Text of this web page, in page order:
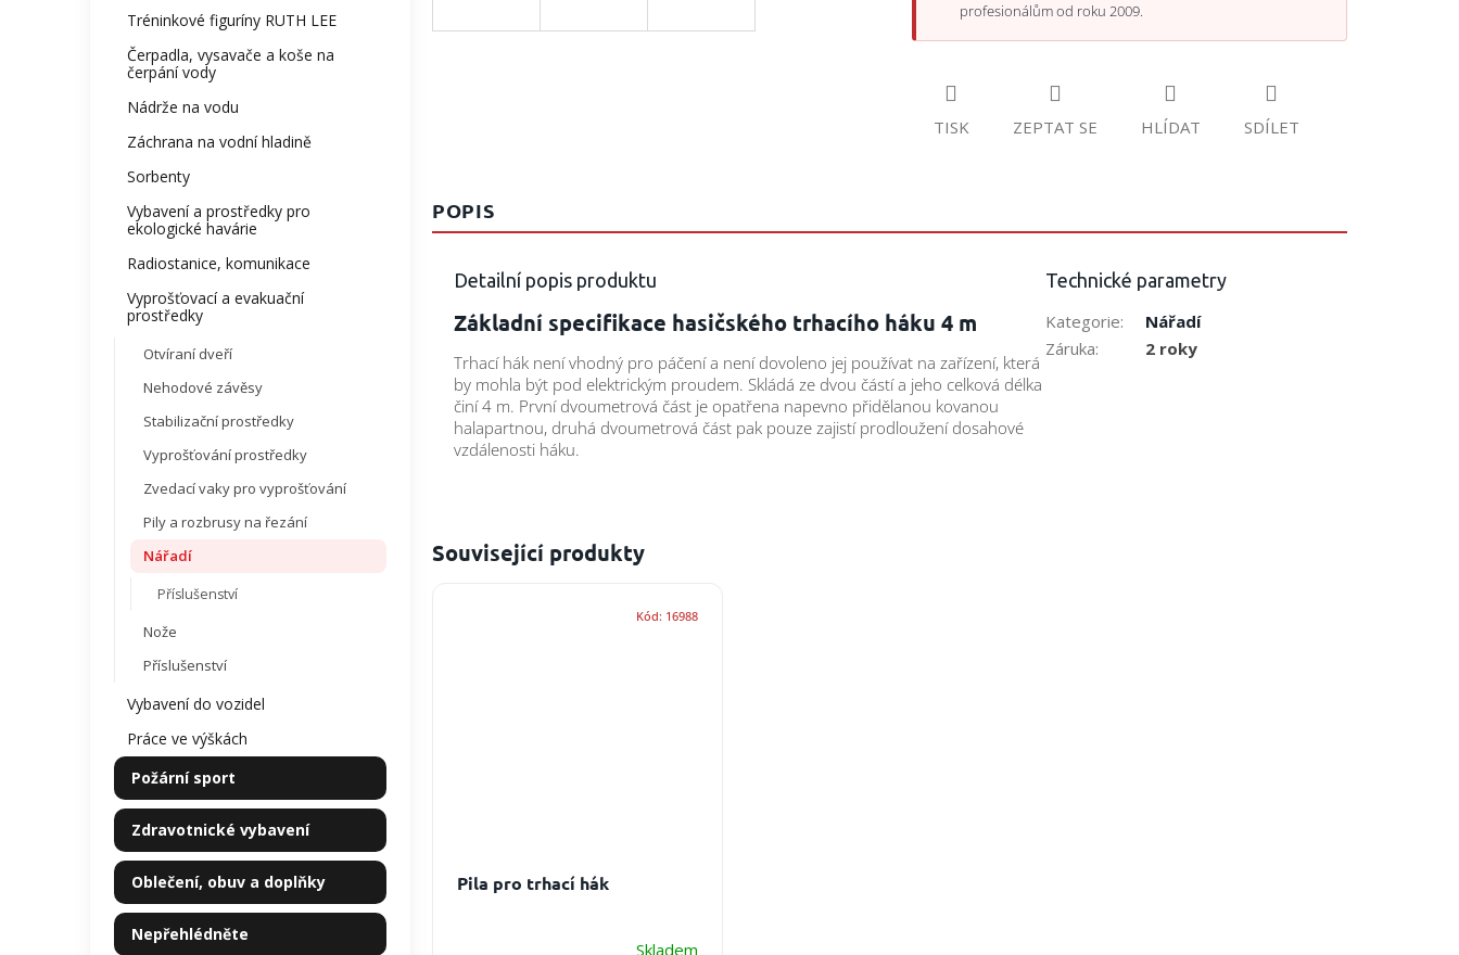
Tréninkové figuríny RUTH LEE
Čerpadla, vysavače a koše na
čerpání vody
Nádrže na vodu
Záchrana na vodní hladině
Sorbenty
Vybavení a prostředky pro
ekologické havárie
Radiostanice, komunikace
Vyprošťovací a evakuační
prostředky
Otvíraní dveří
Nehodové závěsy
Stabilizační prostředky
Vyprošťování prostředky
Zvedací vaky pro vyprošťování
Pily a rozbrusy na řezání
Nářadí
Příslušenství
Nože
Příslušenství
Vybavení do vozidel
Práce ve výškách
Požární sport
Zdravotnické vybavení
Oblečení, obuv a doplňky
Nepřehlédněte
profesionálům od roku 2009.
TISK ZEPTAT SE HLÍDAT SDÍLET
Související produkty
Pila pro trhací hák
Skladem
Kód: 16988
POPIS
Detailní popis produktu
Základní specifikace hasičského trhacího háku 4 m
Trhací hák není vhodný pro páčení a není dovoleno jej používat na zařízení, která
by mohla být pod elektrickým proudem. Skládá ze dvou částí a jeho celková délka
činí 4 m. První dvoumetrová část je opatřena napevno přidělanou kovanou
halapartnou, druhá dvoumetrová část pak pouze zajistí prodloužení dosahové
vzdálenosti háku.
Technické parametry
Kategorie:
Nářadí
Záruka: 2 roky